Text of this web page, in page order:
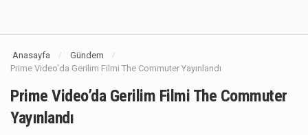
Anasayfa / Gündem /
Prime Video’da Gerilim Filmi The Commuter Yayınlandı
Prime Video’da Gerilim Filmi The Commuter
Yayınlandı